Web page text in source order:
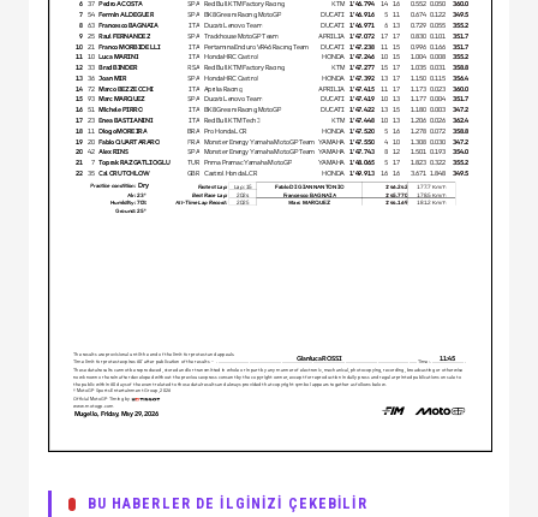
BU HABERLER DE İLGİNİZİ ÇEKEBİLİR